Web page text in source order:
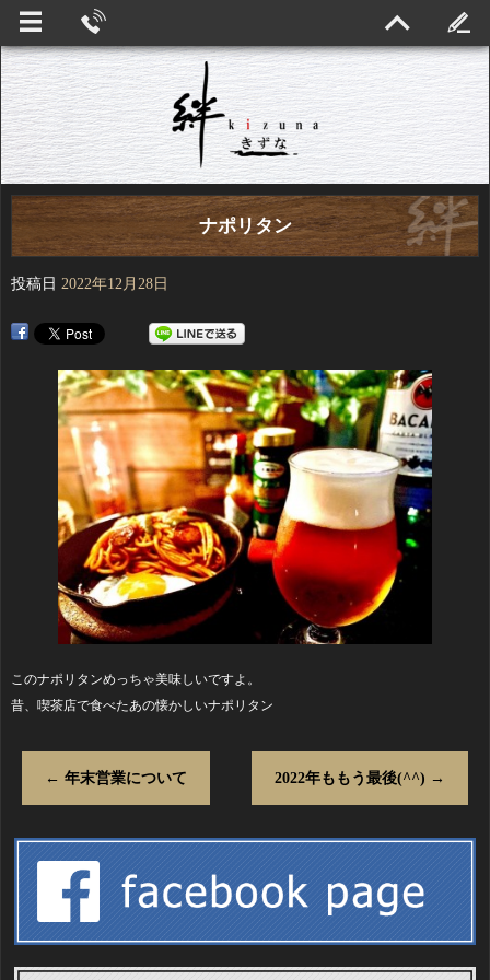
ナポリタン
投稿日 2022年12月28日
このナポリタンめっちゃ美味しいですよ。
昔、喫茶店で食べたあの懐かしいナポリタン
← 年末営業について 2022年ももう最後(^^) →